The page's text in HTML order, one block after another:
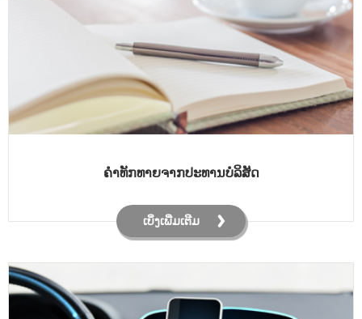
ຄໍາທັກທາຍຈາກປະທານບໍລິສັດ
ເບິ່ງເພີ່ມເຕີມ